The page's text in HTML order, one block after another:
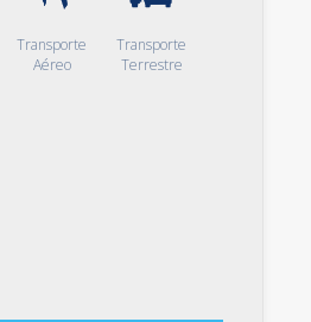
Transporte
Aéreo
Transporte
Terrestre